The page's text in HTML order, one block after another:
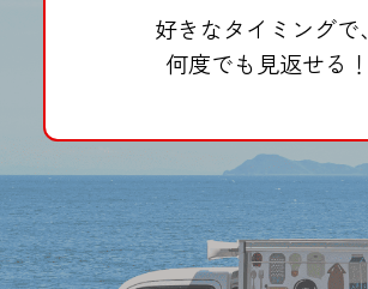
好きなタイミングで、
何度でも見返せる！